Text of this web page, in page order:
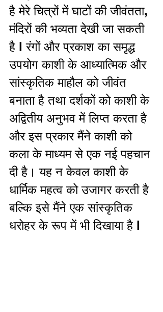
है मेरे चित्रों में घाटों की जीवंतता,
मंदिरों की भव्यता देखी जा सकती
है l रंगों और प्रकाश का समृद्ध
उपयोग काशी के आध्यात्मिक और
सांस्कृतिक माहौल को जीवंत
बनाता है तथा दर्शकों को काशी के
अद्वितीय अनुभव में लिप्त करता है
और इस प्रकार मैंने काशी को
कला के माध्यम से एक नई पहचान
दी है। यह न केवल काशी के
धार्मिक महत्व को उजागर करती है
बल्कि इसे मैंने एक सांस्कृतिक
धरोहर के रूप में भी दिखाया है l